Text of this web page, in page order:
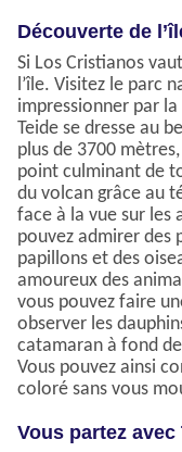
Découverte de
Si Los Cristianos
l’île. Visitez le parc
impressionner par
Teide se dresse au
plus de 3700
point culminant de
du volcan grâce au
face à la vue sur les
pouvez admirer des
papillons et des
amoureux des
vous pouvez faire
observer les
catamaran à fond
Vous pouvez ainsi
coloré sans vous
Vous partez avec